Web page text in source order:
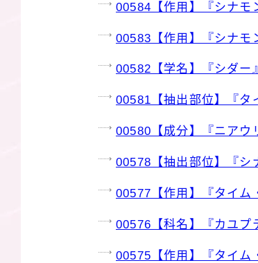
00584【作用】『シナモ
00583【作用】『シナモ
00582【学名】『シダー
00581【抽出部位】『タ
00580【成分】『ニアウ
00578【抽出部位】『シ
00577【作用】『タイム
00576【科名】『カユプ
00575【作用】『タイム